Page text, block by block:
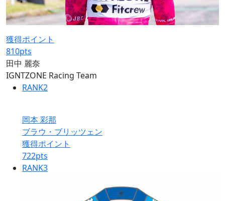
獲得ポイント
810pts
田中 麗奈
IGNTZONE Racing Team
RANK2
岡本 彩那
ブラウ・ブリッツェン
獲得ポイント
722pts
RANK3